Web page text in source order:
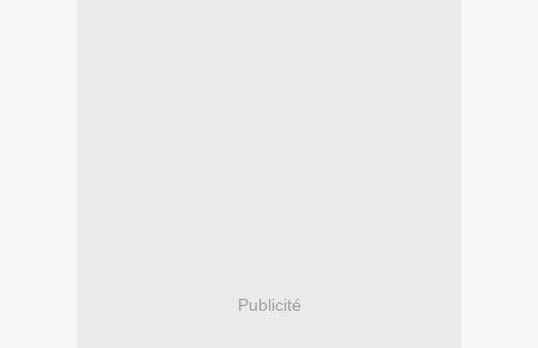
Publicité